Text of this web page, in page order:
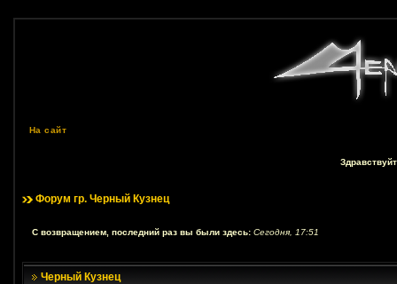
На сайт
Форум гр. Черный Кузнец
С возвращением, последний раз вы были здесь: Сегодня, 17:51
Черный Кузнец